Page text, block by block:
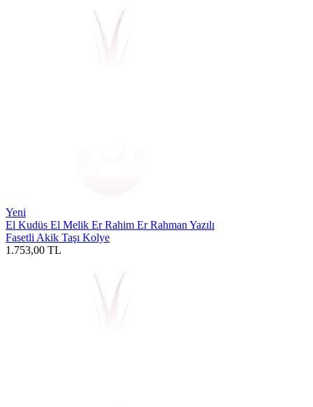
Yeni
El Kudüs El Melik Er Rahim Er Rahman Yazılı
Fasetli Akik Taşı Kolye
1.753,00 TL